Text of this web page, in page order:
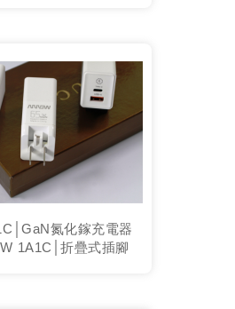
氮化鎵充電器
1A1C│折疊式插腳